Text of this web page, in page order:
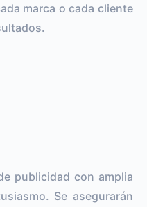
marca o cada cliente
publicidad con amplia
Se asegurarán